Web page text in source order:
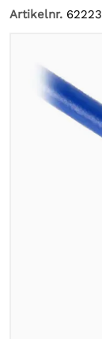
Artikelnr. 62223